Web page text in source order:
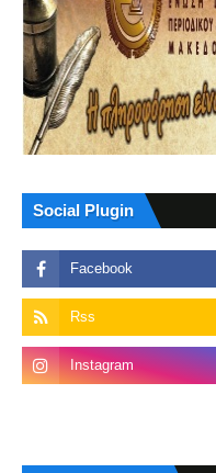
Social Plugin